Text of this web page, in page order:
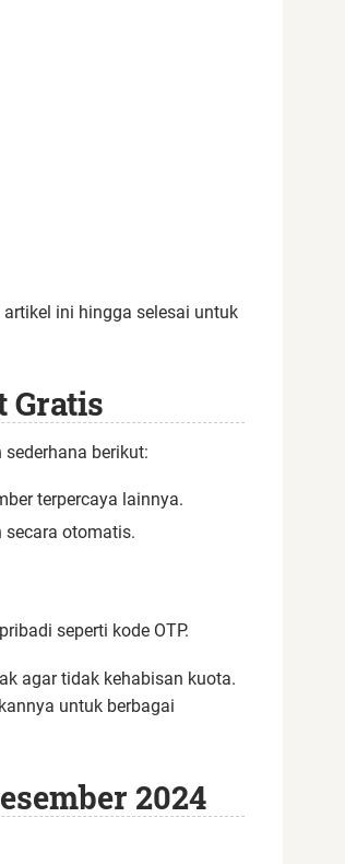
ini hingga selesai untuk
Gratis
berikut:
terpercaya lainnya.
secara otomatis.
seperti kode OTP.
agar tidak kehabisan kuota.
untuk berbagai
2024